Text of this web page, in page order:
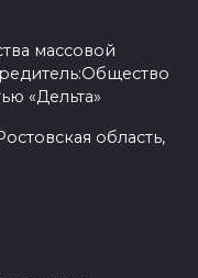
массовой
«Дельта»
область,